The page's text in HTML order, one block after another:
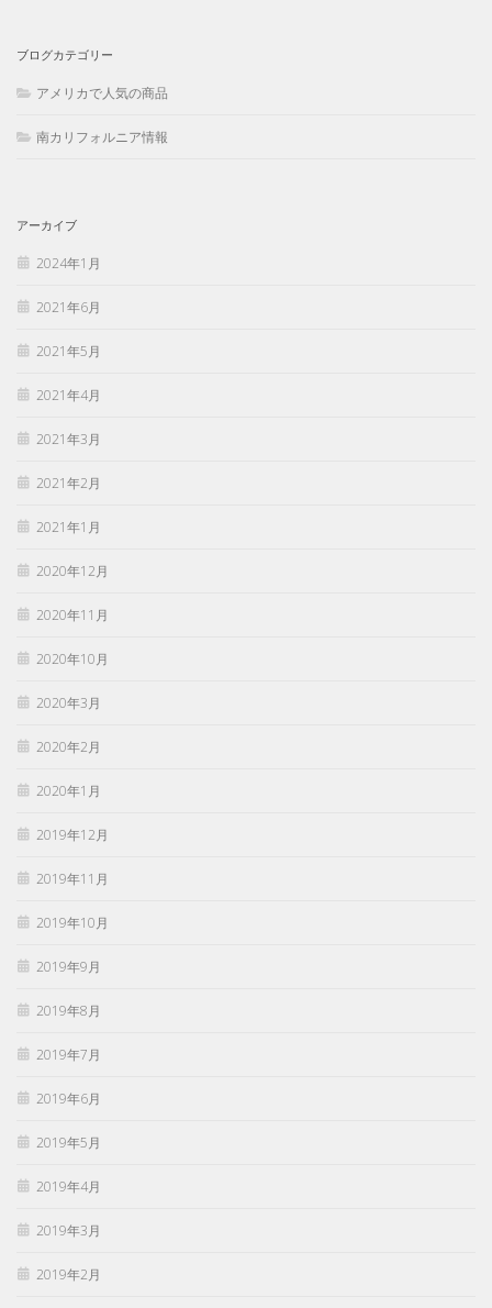
ブログカテゴリー
アメリカで人気の商品
南カリフォルニア情報
アーカイブ
2024年1月
2021年6月
2021年5月
2021年4月
2021年3月
2021年2月
2021年1月
2020年12月
2020年11月
2020年10月
2020年3月
2020年2月
2020年1月
2019年12月
2019年11月
2019年10月
2019年9月
2019年8月
2019年7月
2019年6月
2019年5月
2019年4月
2019年3月
2019年2月